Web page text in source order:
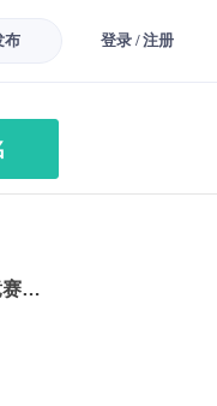
布 登录 / 注册
全国周培源大学生力学竞赛黄淮学院组委会